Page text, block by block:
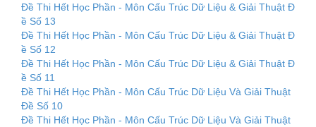
Đề Thi Hết Học Phần - Môn Cấu Trúc Dữ Liệu & Giải Thuật Đ
ề Số 13
Đề Thi Hết Học Phần - Môn Cấu Trúc Dữ Liệu & Giải Thuật Đ
ề Số 12
Đề Thi Hết Học Phần - Môn Cấu Trúc Dữ Liệu & Giải Thuật Đ
ề Số 11
Đề Thi Hết Học Phần - Môn Cấu Trúc Dữ Liệu Và Giải Thuật
Đề Số 10
Đề Thi Hết Học Phần - Môn Cấu Trúc Dữ Liệu Và Giải Thuật